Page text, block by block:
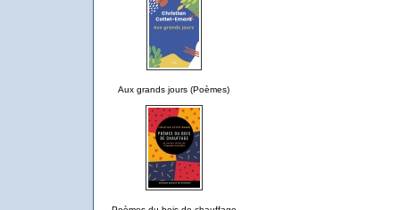
Aux grands jours (Poèmes)